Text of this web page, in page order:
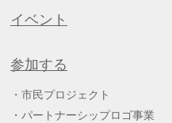
イベント
参加する
市民プロジェクト
パートナーシップロゴ事業